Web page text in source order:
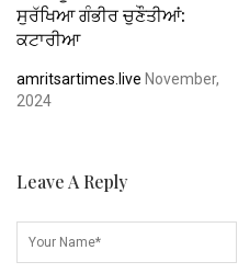
ਸੁਰੱਖਿਆ ਗੰਭੀਰ ਚੁਣੌਤੀਆਂ:
ਕਟਾਰੀਆ
amritsartimes.live November,
2024
Leave A Reply